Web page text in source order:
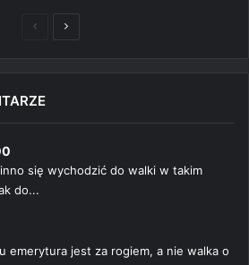
PoprzedniaNastępna
się wychodzić do walki w takim
do...
emerytura jest za rogiem, a nie walka o